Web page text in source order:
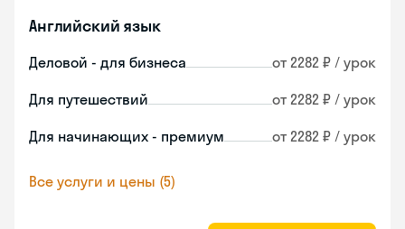
Английский язык
Деловой - для бизнеса от 2282 ₽ / урок
Для путешествий от 2282 ₽ / урок
Для начинающих - премиум от 2282 ₽ / урок
Все услуги и цены (5)